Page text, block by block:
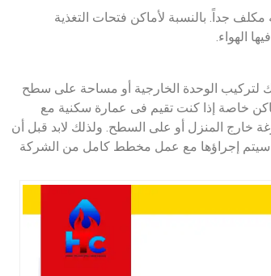
جداً. بالنسبة لأماكن فتحات التغذية
الهواء.
لتركيب الوحدة الخارجية أو مساحة على سطح
خاصة إذا كنت تقيم فى عمارة سكنية مع
خارج المنزل أو على السطح. ولذلك لابد قبل أن
سيتم إجراؤها مع عمل مخطط كامل من الشركة